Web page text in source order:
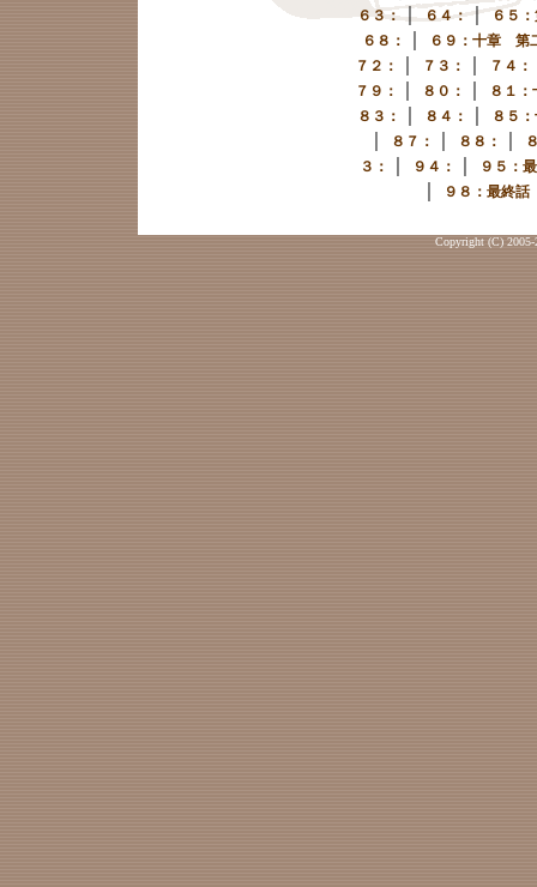
６３：｜６４：｜６５
６８：
６９：十章 第
７２：
７３： ７４：
７９： ８０：
８１
８３：
８４： ８５
８７： ８８：
３：
９４： ９５：
９８：最終話
Copyright (C) 2005-